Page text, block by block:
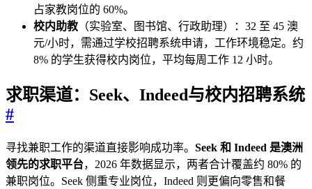
占家教岗位的 60%。
校内助教 （实验室、图书馆、行政助理）：32 至 45 澳
元/小时，需通过学校招聘系统申请，工作环境稳定。约
8% 的学生获得校内岗位，平均每周工作 12 小时。
求职渠道：Seek、Indeed与校内招聘系统
#
寻找兼职工作的渠道直接影响成功率。 Seek 和 Indeed 是澳洲
领先的求职平台，2026 年数据显示，两者合计覆盖约 80% 的
兼职岗位。Seek 侧重专业岗位，Indeed 则更偏向零售和餐